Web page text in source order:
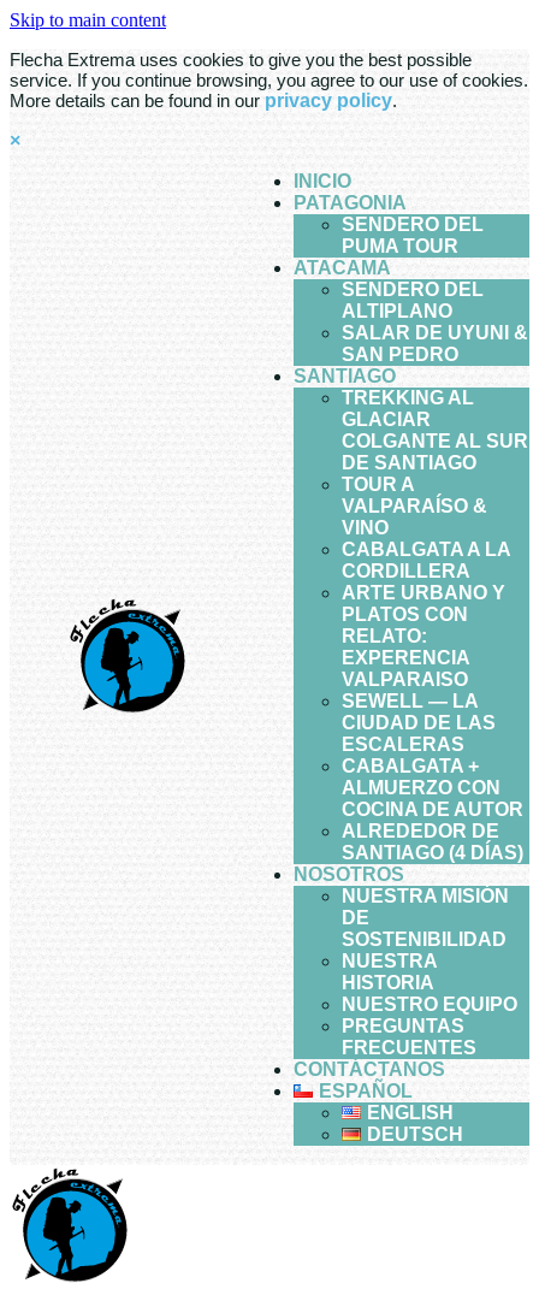
Skip to main content
Flecha Extrema uses cookies to give you the best possible
service. If you continue browsing, you agree to our use of cookies.
More details can be found in ourprivacy policy.
×
INICIO
PATAGONIA
SENDERO DEL
PUMA TOUR
ATACAMA
SENDERO DEL
ALTIPLANO
SALAR DE UYUNI &
SAN PEDRO
SANTIAGO
TREKKING AL
GLACIAR
COLGANTE AL SUR
DE SANTIAGO
TOUR A
VALPARAÍSO &
VINO
CABALGATA A LA
CORDILLERA
ARTE URBANO Y
PLATOS CON
RELATO:
EXPERENCIA
VALPARAISO
SEWELL — LA
CIUDAD DE LAS
ESCALERAS
CABALGATA +
ALMUERZO CON
COCINA DE AUTOR
ALREDEDOR DE
SANTIAGO (4 DÍAS)
NOSOTROS
NUESTRA MISIÓN
DE
SOSTENIBILIDAD
NUESTRA
HISTORIA
NUESTRO EQUIPO
PREGUNTAS
FRECUENTES
CONTÁCTANOS
ESPAÑOL
ENGLISH
DEUTSCH